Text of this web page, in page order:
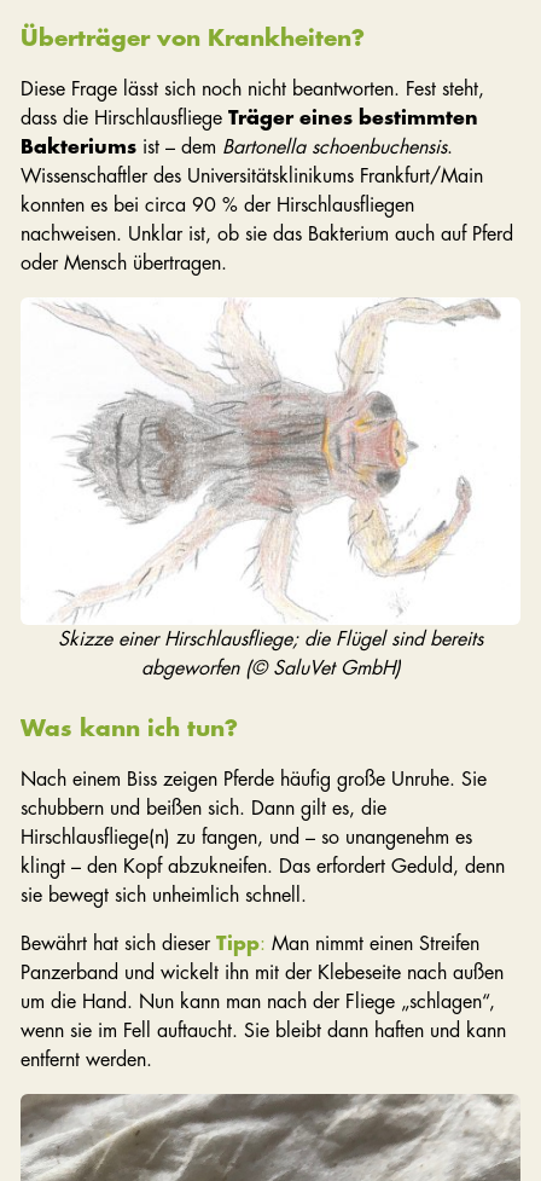
Überträger von Krankheiten?
Diese Frage lässt sich noch nicht beantworten. Fest steht,
dass die Hirschlausfliege Träger eines bestimmten
Bakteriumsist – dem Bartonella schoenbuchensis.
Wissenschaftler des Universitätsklinikums Frankfurt/Main
konnten es bei circa 90 % der Hirschlausfliegen
nachweisen. Unklar ist, ob sie das Bakterium auch auf Pferd
oder Mensch übertragen.
Skizze einer Hirschlausfliege; die Flügel sind bereits
abgeworfen (© SaluVet GmbH)
Was kann ich tun?
Nach einem Biss zeigen Pferde häufig große Unruhe. Sie
schubbern und beißen sich. Dann gilt es, die
Hirschlausfliege(n) zu fangen, und – so unangenehm es
klingt – den Kopf abzukneifen. Das erfordert Geduld, denn
sie bewegt sich unheimlich schnell.
Bewährt hat sich dieser Tipp: Man nimmt einen Streifen
Panzerband und wickelt ihn mit der Klebeseite nach außen
um die Hand. Nun kann man nach der Fliege „schlagen“,
wenn sie im Fell auftaucht. Sie bleibt dann haften und kann
entfernt werden.